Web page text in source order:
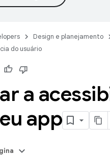
Design e planejamento
do usuário
a
app